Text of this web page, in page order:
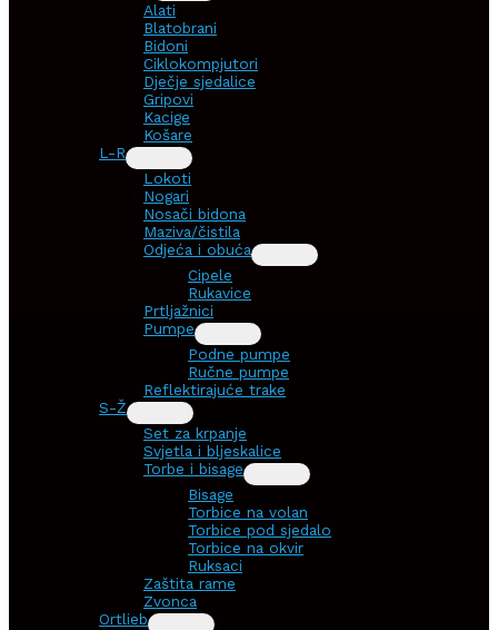
Alati
Blatobrani
Bidoni
Ciklokompjutori
Dječje sjedalice
Gripovi
Kacige
Košare
L-R
Lokoti
Nogari
Nosači bidona
Maziva/čistila
Odjeća i obuća
Cipele
Rukavice
Prtljažnici
Pumpe
Podne pumpe
Ručne pumpe
Reflektirajuće trake
S-Ž
Set za krpanje
Svjetla i bljeskalice
Torbe i bisage
Bisage
Torbice na volan
Torbice pod sjedalo
Torbice na okvir
Ruksaci
Zaštita rame
Zvonca
Ortlieb